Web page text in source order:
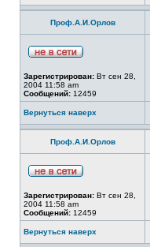
Проф.А.И.Орлов
Зарегистрирован: Вт сен 28,
2004 11:58 am
Сообщений: 12459
Вернуться наверх
Проф.А.И.Орлов
Зарегистрирован: Вт сен 28,
2004 11:58 am
Сообщений: 12459
Вернуться наверх